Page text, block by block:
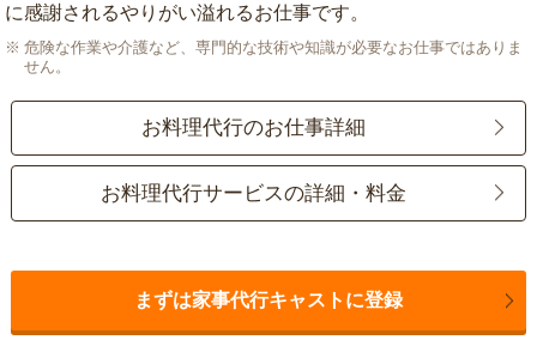
に感謝されるやりがい溢れるお仕事です。
危険な作業や介護など、専門的な技術や知識が必要なお仕事ではありま
せん。
お料理代行のお仕事詳細
お料理代行サービスの詳細・料金
まずは家事代行キャストに登録